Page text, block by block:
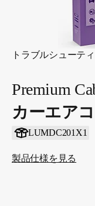
トラブルシューテ
Premium
カーエア
LUMDC201X1
製品仕様を見る